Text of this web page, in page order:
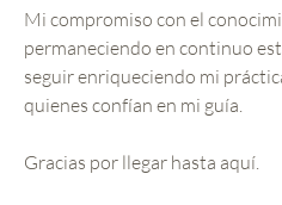
Mi compromiso con el
permaneciendo en continuo
seguir enriqueciendo mi
quienes confían en mi guía.
Gracias por llegar hasta aquí.